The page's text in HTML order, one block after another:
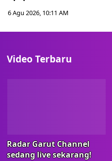
6 Agu 2026, 10:11 AM
Video Terbaru
Radar Garut Channel
sedang live sekarang!